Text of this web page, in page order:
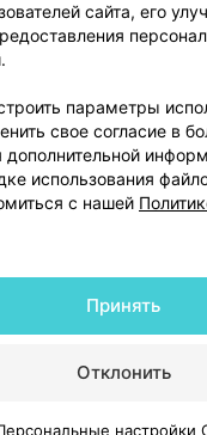
рекламы
договор
оплаты
Вакансии
Написать руководителю
Написать в
Персональные настройки
Лаб», УНП 191700409 |
+375 291212755
сайта, его
параметры
свое согласие в
дополнительной
использования
с нашей
Отклонить
Принять
настройки